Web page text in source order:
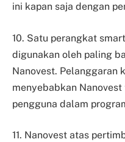
ini kapan saja dengan
10. Satu perangkat
digunakan oleh paling
Nanovest. Pelanggaran
menyebabkan
pengguna dalam
11. Nanovest atas